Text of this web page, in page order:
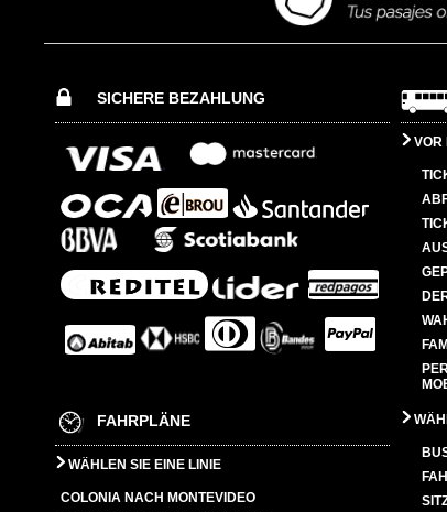
SICHERE BEZAHLUNG
FAHRPLÄNE
WÄHLEN SIE EINE LINIE
COLONIA NACH MONTEVIDEO
VOR